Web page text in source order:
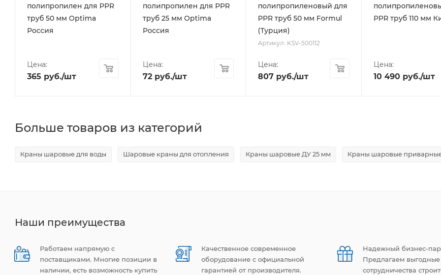
полипропилен для PPR
труб 50 мм Optima
Россия
Цена:
365 руб./шт
полипропилен для PPR
труб 25 мм Optima
Россия
Цена:
72руб./шт
полипропиленовый для
PPR труб 50 мм Formul
(Турция)
Артикул: KSV-500112
Цена:
807 руб./шт
PPR труб 110 мм
Цена:
10 490 руб./шт
Больше товаров из категорий
Краны шаровые для воды Шаровые краны для отопления Краны шаровые ДУ 25 мм Краны шаровые
Наши преимущества
Работаем напрямую с
поставщиками. Многие позиции в
наличии, есть возможность купить
Качественное современное
оборудование с официальной
гарантией от производителя.
Надежный бизнес-
Предлагаем выгодные
сотрудничества